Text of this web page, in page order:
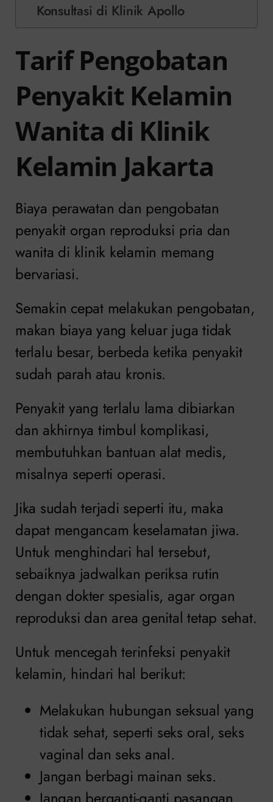
Konsultasi di Klinik Apollo
Tarif Pengobatan
Penyakit Kelamin
Wanita di Klinik
Kelamin Jakarta
Biaya perawatan dan pengobatan
penyakit organ reproduksi pria dan
wanita di klinik kelamin memang
bervariasi.
Semakin cepat melakukan pengobatan,
makan biaya yang keluar juga tidak
terlalu besar, berbeda ketika penyakit
sudah parah atau kronis.
Penyakit yang terlalu lama dibiarkan
dan akhirnya timbul komplikasi,
membutuhkan bantuan alat medis,
misalnya seperti operasi.
Jika sudah terjadi seperti itu, maka
dapat mengancam keselamatan jiwa.
Untuk menghindari hal tersebut,
sebaiknya jadwalkan periksa rutin
dengan dokter spesialis, agar organ
reproduksi dan area genital tetap sehat.
Untuk mencegah terinfeksi penyakit
kelamin, hindari hal berikut:
Melakukan hubungan seksual yang
tidak sehat, seperti seks oral, seks
vaginal dan seks anal.
Jangan berbagi mainan seks.